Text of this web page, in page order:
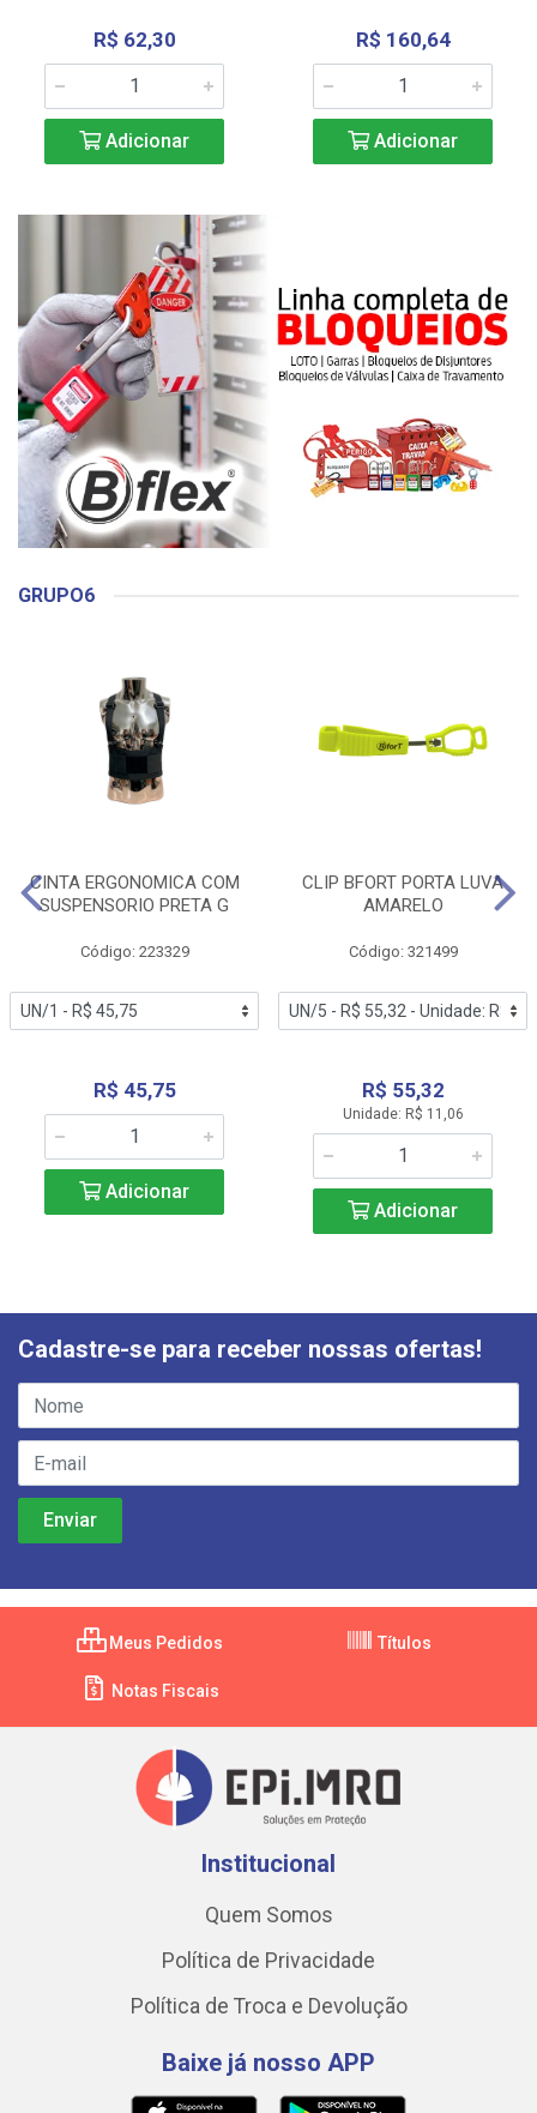
R$ 62,30
Adicionar
R$ 160,64
Adicionar
GRUPO6
CINTA ERGONOMICA COM
SUSPENSORIO PRETA G
Código: 223329
R$ 45,75
Adicionar
CLIP BFORT PORTA LUVA
AMARELO
Código: 321499
R$ 55,32
Unidade: R$ 11,06
Adicionar
Cadastre-se para receber nossas ofertas!
Meus Pedidos Títulos
Notas Fiscais
Institucional
Quem Somos
Política de Privacidade
Política de Troca e Devolução
Baixe já nosso APP